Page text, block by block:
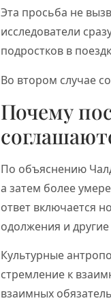
Эта просьба не
исследователи
подростков в
Во втором случае
Почему
По объяснению
а затем более
ответ включается
одолжения и
Культурные
стремление к
взаимных